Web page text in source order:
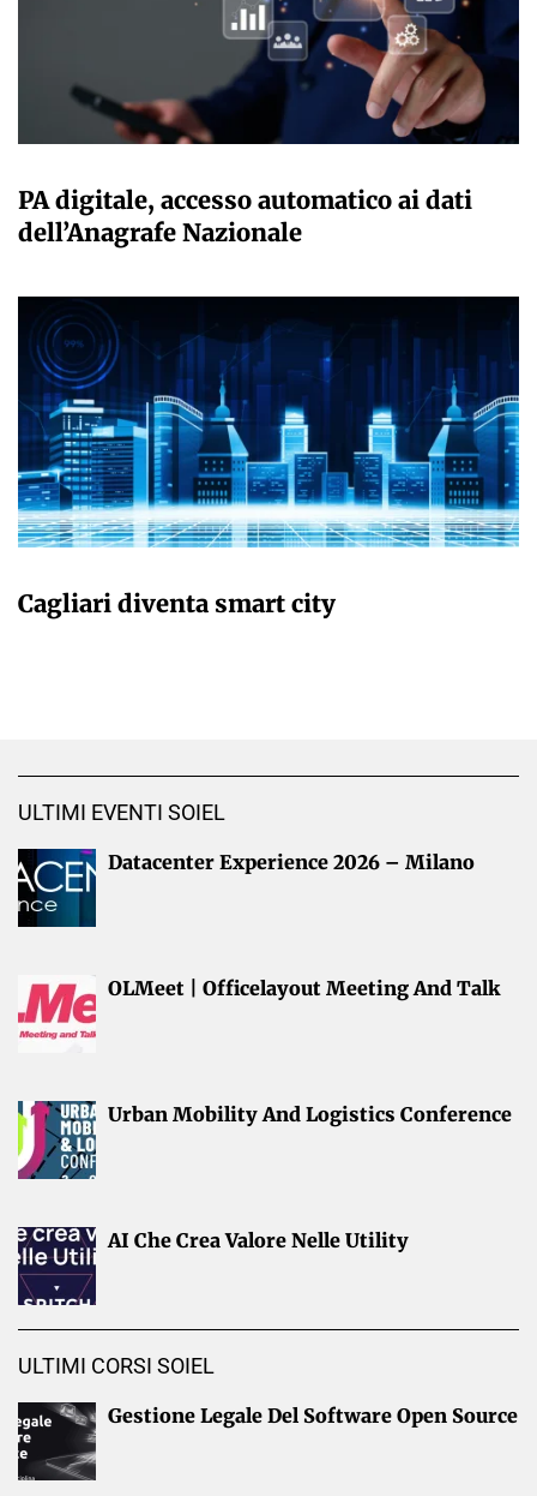
PA digitale, accesso automatico ai dati
dell’Anagrafe Nazionale
Cagliari diventa smart city
ULTIMI EVENTI SOIEL
Datacenter Experience 2026 – Milano
OLMeet | Officelayout Meeting And Talk
Urban Mobility And Logistics Conference
AI Che Crea Valore Nelle Utility
ULTIMI CORSI SOIEL
Gestione Legale Del Software Open Source